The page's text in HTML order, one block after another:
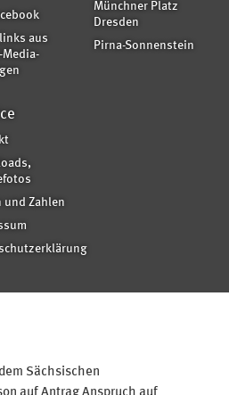
aus
Media-
Münchner Platz
Dresden
Pirna-Sonnenstein
und Zahlen
Sächsischen